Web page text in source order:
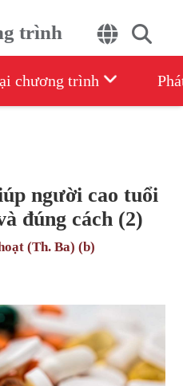
trình
chương trình
người cao tuổi
đúng cách (2)
(Th. Ba) (b)